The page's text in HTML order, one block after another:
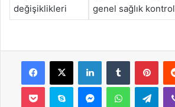
değişiklikleri
genel sağlık
Facebook
X LinkedInTumblr
Pocket Skype MessengerWhatsApp